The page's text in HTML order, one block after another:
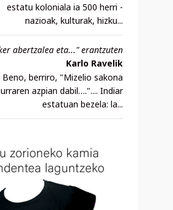
estatu koloniala ia 500 herri -
nazioak, kulturak, hizku...
abertzalea eta..." erantzuten
Karlo Ravelik
Beno, berriro, "Mizelio sakona
azpian dabil….".... Indiar
estatuan bezela: la...